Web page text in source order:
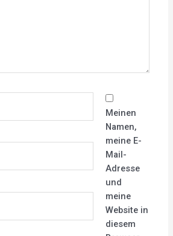
Meinen
Namen,
meine E-
Mail-
Adresse
und
meine
Website in
diesem